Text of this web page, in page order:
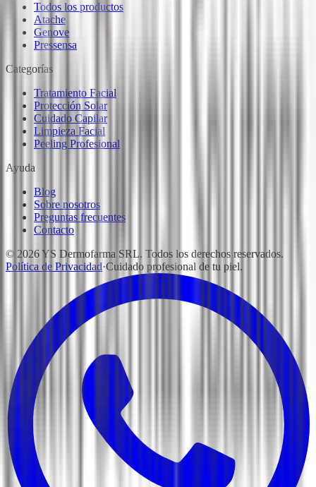
Todos los productos
Atache
Genove
Pressensa
Categorías
Tratamiento Facial
Protección Solar
Cuidado Capilar
Limpieza Facial
Peeling Profesional
Ayuda
Blog
Sobre nosotros
Preguntas frecuentes
Contacto
© 2026 YS Dermofarma SRL. Todos los derechos reservados.
Política de Privacidad·Cuidado profesional de tu piel.